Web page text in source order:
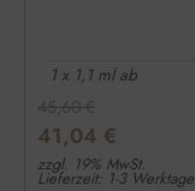
1 x 1,1 ml ab
45,60€
41,04 €
zzgl. 19% MwSt.
Lieferzeit: 1-3 Werktage